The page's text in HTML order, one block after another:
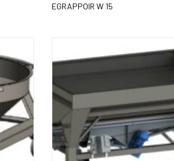
EGRAPPOIR W 15